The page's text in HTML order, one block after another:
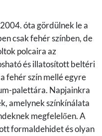
óta gördülnek le a
csak fehér színben, de
polcaira az
és illatosított beltéri
fehér szín mellé egyre
palettára. Napjainkra
amelynek színkínálata
megfelelően. A
formaldehidet és olyan